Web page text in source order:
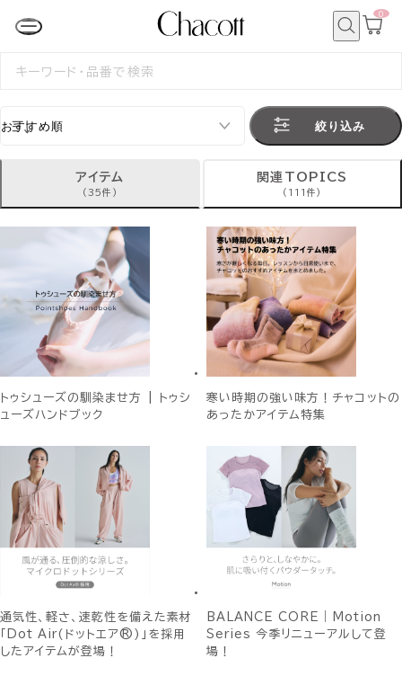
カ
0
検
絞り込み
アイテム
(35件)
関連TOPICS
(111件)
トゥシューズの馴染ませ方 | トゥシ
ューズハンドブック
寒い時期の強い味方！チャコットの
あったかアイテム特集
通気性、軽さ、速乾性を備えた素材
「Dot Air(ドットエア®)」を採用
したアイテムが登場！
BALANCE CORE｜Motion
Series 今季リニューアルして登
場！